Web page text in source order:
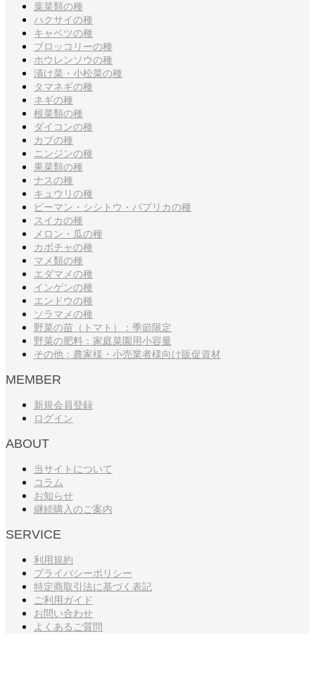
葉菜類の種
ハクサイの種
キャベツの種
ブロッコリーの種
ホウレンソウの種
漬け菜・小松菜の種
タマネギの種
ネギの種
根菜類の種
ダイコンの種
カブの種
ニンジンの種
果菜類の種
ナスの種
キュウリの種
ピーマン・シシトウ・パプリカの種
スイカの種
メロン・瓜の種
カボチャの種
マメ類の種
エダマメの種
インゲンの種
エンドウの種
ソラマメの種
野菜の苗（トマト）：季節限定
野菜の肥料：家庭菜園用小容量
その他：農家様・小売業者様向け販促資材
MEMBER
新規会員登録
ログイン
ABOUT
当サイトについて
コラム
お知らせ
継続購入のご案内
SERVICE
利用規約
プライバシーポリシー
特定商取引法に基づく表記
ご利用ガイド
お問い合わせ
よくあるご質問